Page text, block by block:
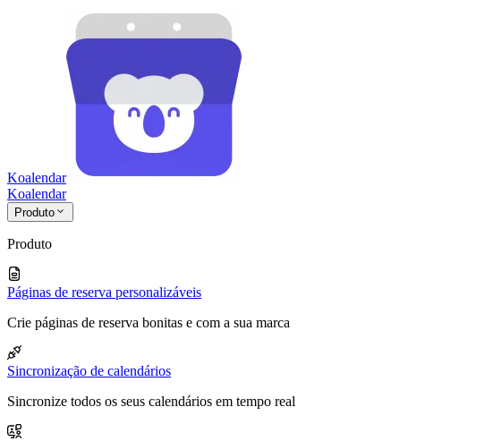
Koalendar
Koalendar
Produto
Produto
Páginas de reserva personalizáveis
Crie páginas de reserva bonitas e com a sua marca
Sincronização de calendários
Sincronize todos os seus calendários em tempo real